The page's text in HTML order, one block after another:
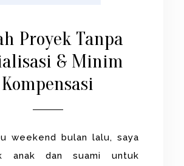
Proyek Tanpa
& Minim
Kompensasi
weekend bulan lalu, saya
anak dan suami untuk